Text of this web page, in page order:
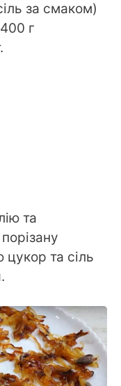
за смаком)
г
та
та сіль